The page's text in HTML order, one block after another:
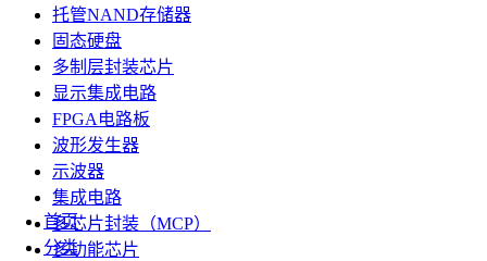
托管NAND存储器
固态硬盘
多制层封装芯片
显示集成电路
FPGA电路板
波形发生器
示波器
集成电路
多芯片封装（MCP）
多功能芯片
首页
分类